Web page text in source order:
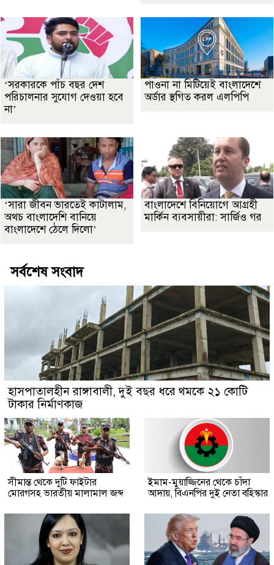
‘সরকারকে পাঁচ বছর দেশ
পরিচালনার সুযোগ দেওয়া হবে
না’
পাওনা না মিটিয়েই বাংলাদেশে
অর্ডার স্থগিত করল এলপিপি
‘সারা জীবন ভারতেই কাটালাম,
অথচ বাংলাদেশি বানিয়ে
বাংলাদেশে ঠেলে দিলো’
বাংলাদেশে বিনিয়োগে আগ্রহী
মার্কিন ব্যবসায়ীরা: সার্জিও গর
সর্বশেষ সংবাদ
হাসপাতালহীন রাঙ্গাবালী, দুই বছর ধরে থমকে ২১ কোটি
টাকার নির্মাণকাজ
সীমান্ত থেকে দুটি ফাইটার
মোরগসহ ভারতীয় মালামাল জব্দ
ইমাম-মুয়াজ্জিনের থেকে চাঁদা
আদায়, বিএনপির দুই নেতা বহিস্কার